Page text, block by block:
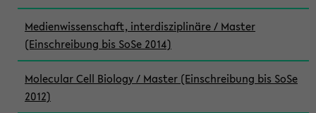
Medienwissenschaft, interdisziplinäre / Master
(Einschreibung bis SoSe 2014)
Molecular Cell Biology / Master (Einschreibung bis SoSe
2012)